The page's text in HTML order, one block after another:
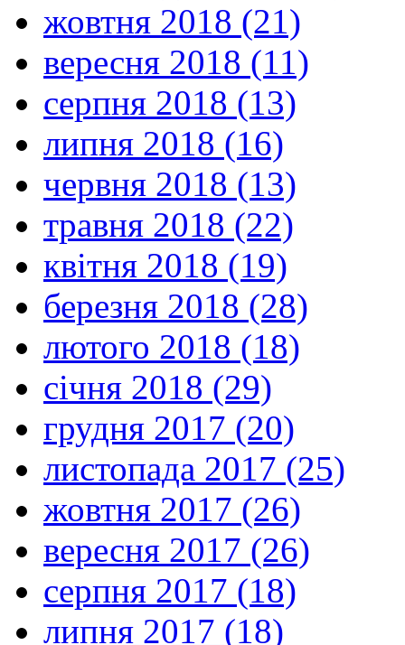
жовтня 2018 (21)
вересня 2018 (11)
серпня 2018 (13)
липня 2018 (16)
червня 2018 (13)
травня 2018 (22)
квітня 2018 (19)
березня 2018 (28)
лютого 2018 (18)
січня 2018 (29)
грудня 2017 (20)
листопада 2017 (25)
жовтня 2017 (26)
вересня 2017 (26)
серпня 2017 (18)
липня 2017 (18)